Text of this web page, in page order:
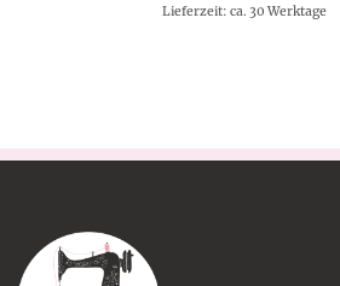
Lieferzeit: ca. 30 Werktage